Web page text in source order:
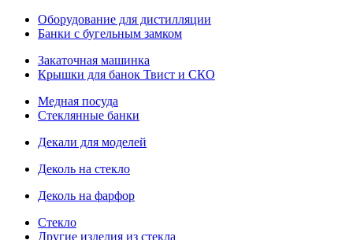
Оборудование для дистилляции
Банки с бугельным замком
Закаточная машинка
Крышки для банок Твист и СКО
Медная посуда
Стеклянные банки
Декали для моделей
Деколь на стекло
Деколь на фарфор
Стекло
Другие изделия из стекла